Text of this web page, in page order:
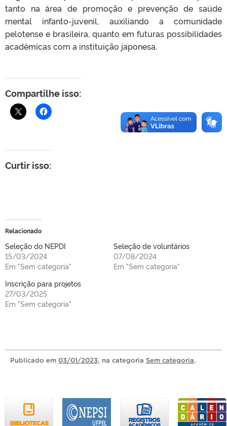
tanto na área de promoção e prevenção de saúde
mental infanto-juvenil, auxiliando a comunidade
pelotense e brasileira, quanto em futuras possibilidades
acadêmicas com a instituição japonesa.
Compartilhe isso:
Curtir isso:
Relacionado
Seleção do NEPDI
15/03/2024
Em "Sem categoria"
Seleção de voluntários
07/08/2024
Em "Sem categoria"
Inscrição para projetos
27/03/2025
Em "Sem categoria"
Publicado em 03/01/2023, na categoria Sem categoria.